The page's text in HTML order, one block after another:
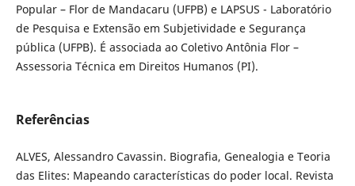
Popular – Flor de Mandacaru (UFPB) e LAPSUS - Laboratório
de Pesquisa e Extensão em Subjetividade e Segurança
pública (UFPB). É associada ao Coletivo Antônia Flor –
Assessoria Técnica em Direitos Humanos (PI).
Referências
ALVES, Alessandro Cavassin. Biografia, Genealogia e Teoria
das Elites: Mapeando características do poder local. Revista